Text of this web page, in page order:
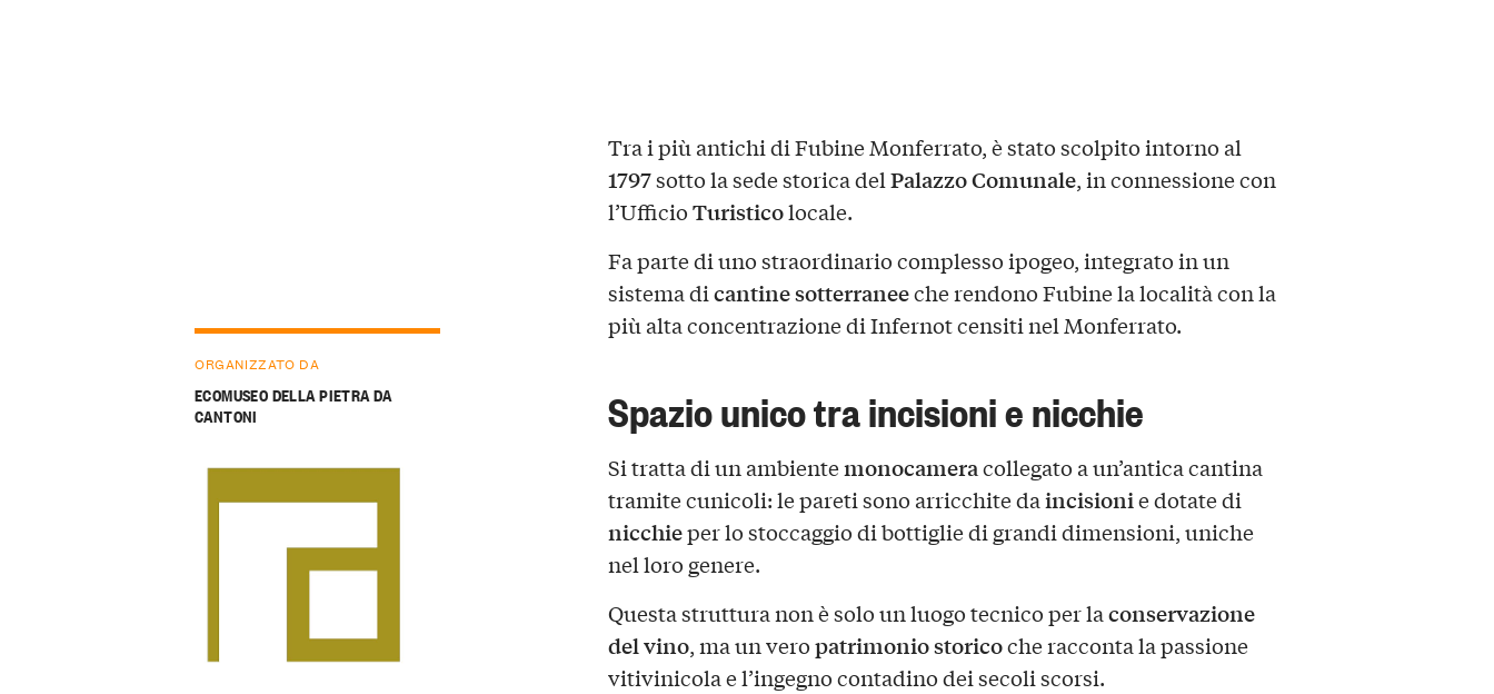
Tra i più antichi di Fubine Monferrato, è stato scolpito intorno al
1797sotto la sede storica delPalazzo Comunale, in connessione con
l’UfficioTuristicolocale.
Fa parte di uno straordinario complesso ipogeo, integrato in un
sistema dicantine sotterraneeche rendono Fubine la località con la
più alta concentrazione di Infernot censiti nel Monferrato.
Spazio unico tra incisioni e nicchie
Si tratta di un ambientemonocameracollegato a un’antica cantina
tramite cunicoli: le pareti sono arricchite daincisionie dotate di
nicchieper lo stoccaggio di bottiglie di grandi dimensioni, uniche
nel loro genere.
Questa struttura non è solo un luogo tecnico per laconservazione
del vino, ma un veropatrimonio storicoche racconta la passione
vitivinicola e l’ingegno contadino dei secoli scorsi.
ORGANIZZATO DA
ECOMUSEO DELLA PIETRA DA
CANTONI